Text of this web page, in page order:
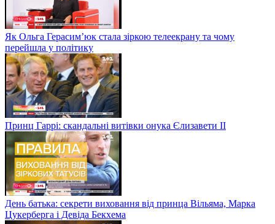
Як Ольга Герасим’юк стала зіркою телеекрану та чому
перейшла у політику
Принц Гаррі: скандальні витівки онука Єлизавети II
День батька: секрети виховання від принца Вільяма, Марка
Цукерберга і Девіда Бекхема